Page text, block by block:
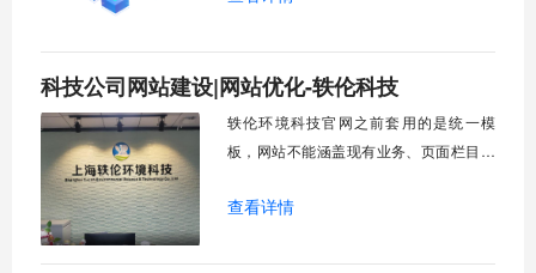
迁出服务，网站达到一定规模就很难摆脱
平台的束缚。虽然考虑到了seo，但是在代
的新建网站上，同时保障URL结构不变，
科技公司网站建设|网站优化-轶伦科技
轶伦环境科技官网之前套用的是统一模
板，网站不能涵盖现有业务、页面栏目和
度很低、营销内容差、内链不够丰富、前
对移动端没有进行自适应，对移动排名没
查看详情